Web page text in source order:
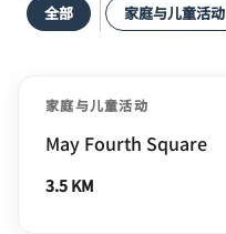
全部 家庭与儿童活动
家庭与儿童活动
May Fourth Square
3.5 KM